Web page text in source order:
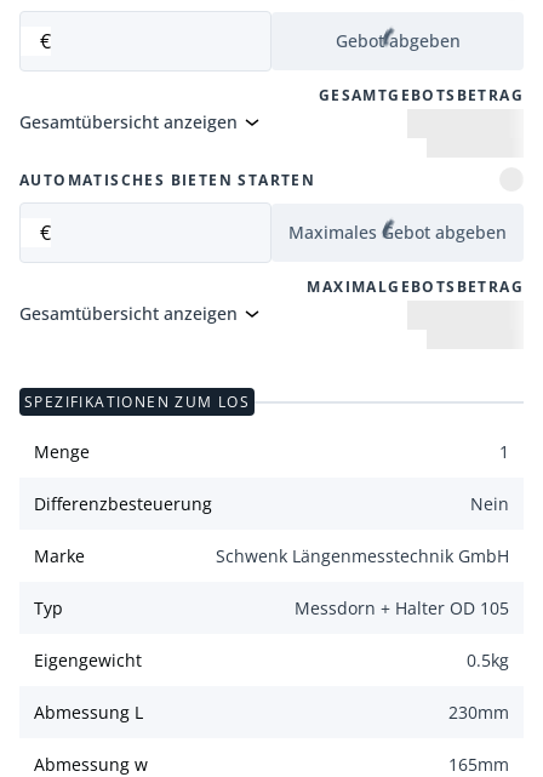
€ Gebot abgeben
GESAMTGEBOTSBETRAG
Gesamtübersicht anzeigen
AUTOMATISCHES BIETEN STARTEN
€ Maximales Gebot abgeben
MAXIMALGEBOTSBETRAG
Gesamtübersicht anzeigen
SPEZIFIKATIONEN ZUM LOS
Menge 1
Differenzbesteuerung Nein
Marke Schwenk Längenmesstechnik GmbH
Typ Messdorn + Halter OD 105
Eigengewicht 0.5kg
Abmessung L 230mm
Abmessung w 165mm